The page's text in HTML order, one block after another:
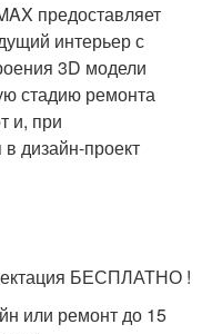
предоставляет
интерьер с
3D модели
стадию ремонта
и, при
дизайн-проект
БЕСПЛАТНО !
или ремонт до 15